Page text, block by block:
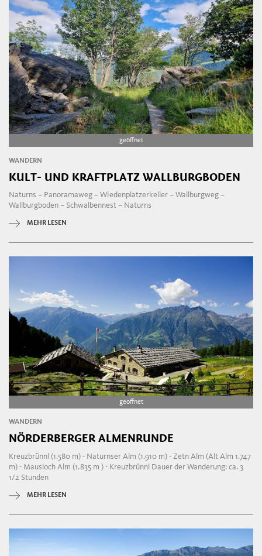
geöffnet
WANDERN
KULT- UND KRAFTPLATZ WALLBURGBODEN
Naturns – Panoramaweg – Wiedenplatzerkeller – Wallburgweg –
Wallburgboden – Schwalbennest – Naturns
MEHR LESEN
geöffnet
WANDERN
NÖRDERBERGER ALMENRUNDE
Kreuzbrünnl (1.580 m) - Naturnser Alm (1.910 m) - Zetn Alm (Alt Alm 1.747
m) - Mausloch Alm (1.835 m ) - Kreuzbrünnl Dauer der Wanderung: ca. 3
1/2 Stunden
MEHR LESEN